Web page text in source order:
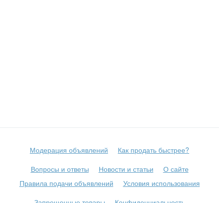
Модерация объявлений
Как продать быстрее?
Вопросы и ответы
Новости и статьи
О сайте
Правила подачи объявлений
Условия использования